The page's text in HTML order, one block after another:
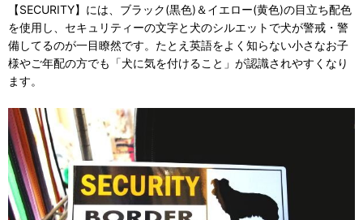
【SECURITY】には、ブラック(黒色)＆イエロー(黄色)の目立ち配色
を使用し、セキュリティーの文字と犬のシルエットで犬が警戒・警
備してるのが一目瞭然です。たとえ英語をよく知らない小さなお子
様やご年配の方でも「犬に気を付けること」が認識されやすくなり
ます。